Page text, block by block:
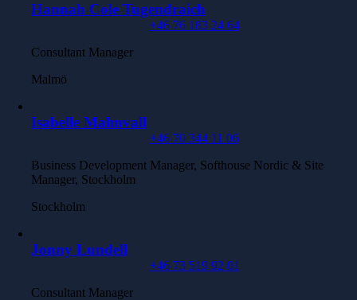
Hannah Cole Tugendraich
+46 76 183 24 64
Consultant Manager
Malmö
Isabelle Malmvall
+46 70 344 11 06
Business Development Manager, Softhouse Nordic & Site
Manager, Stockholm
Stockholm
Jonny Lundell
+46 73 519 92 01
Consultant Manager